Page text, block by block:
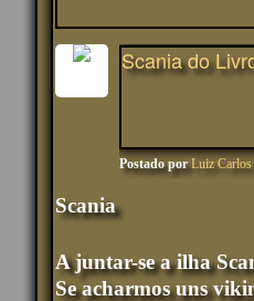
Scania do
Postado porLuiz
Scania
A juntar-se a ilha
Se acharmos uns